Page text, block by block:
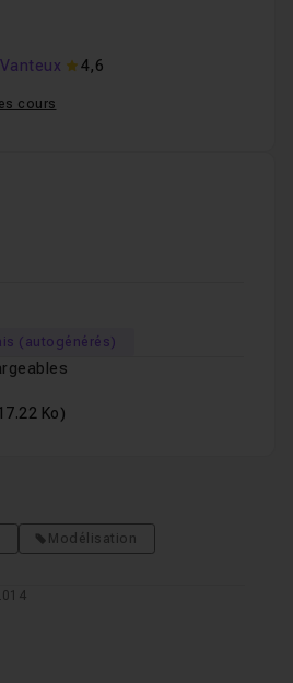
4,6
cours
(autogénérés)
Ko)
Modélisation